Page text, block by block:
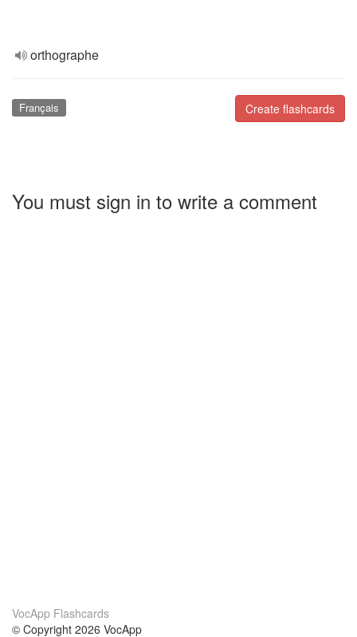
orthographe
Create flashcards
Français
You must sign in to write a comment
VocApp Flashcards
© Copyright 2026 VocApp